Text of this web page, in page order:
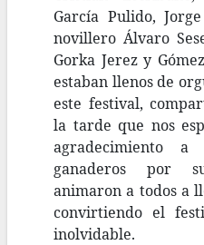
García Pulido,
novillero Álvaro
Gorka Jerez y
estaban llenos de
este festival,
la tarde que nos
agradecimiento
ganaderos por
animaron a todos a
convirtiendo el
inolvidable.